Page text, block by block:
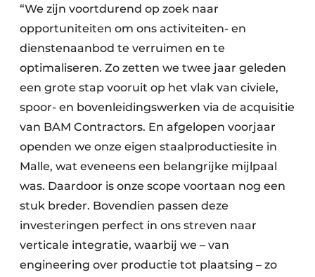
“We zijn voortdurend op zoek naar
opportuniteiten om ons activiteiten- en
dienstenaanbod te verruimen en te
optimaliseren. Zo zetten we twee jaar geleden
een grote stap vooruit op het vlak van civiele,
spoor- en bovenleidingswerken via de acquisitie
van BAM Contractors. En afgelopen voorjaar
openden we onze eigen staalproductiesite in
Malle, wat eveneens een belangrijke mijlpaal
was. Daardoor is onze scope voortaan nog een
stuk breder. Bovendien passen deze
investeringen perfect in ons streven naar
verticale integratie, waarbij we – van
engineering over productie tot plaatsing – zo